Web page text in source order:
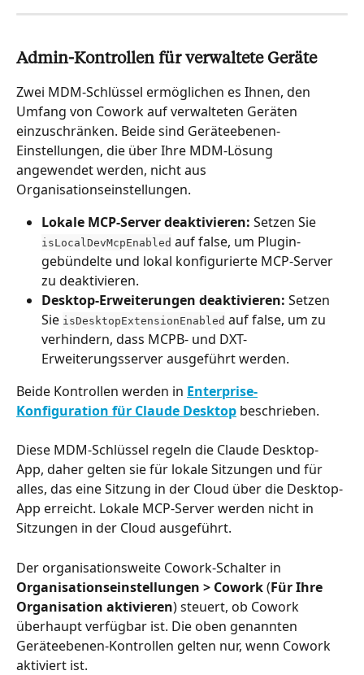
Admin-Kontrollen für verwaltete Geräte
Zwei MDM-Schlüssel ermöglichen es Ihnen, den
Umfang von Cowork auf verwalteten Geräten
einzuschränken. Beide sind Geräteebenen-
Einstellungen, die über Ihre MDM-Lösung
angewendet werden, nicht aus
Organisationseinstellungen.
Lokale MCP-Server deaktivieren: Setzen Sie
isLocalDevMcpEnabled auf false, um Plugin-
gebündelte und lokal konfigurierte MCP-Server
zu deaktivieren.
Desktop-Erweiterungen deaktivieren: Setzen
Sie isDesktopExtensionEnabled auf false, um zu
verhindern, dass MCPB- und DXT-
Erweiterungsserver ausgeführt werden.
Beide Kontrollen werden in Enterprise-
Konfiguration für Claude Desktop beschrieben.
Diese MDM-Schlüssel regeln die Claude Desktop-
App, daher gelten sie für lokale Sitzungen und für
alles, das eine Sitzung in der Cloud über die Desktop-
App erreicht. Lokale MCP-Server werden nicht in
Sitzungen in der Cloud ausgeführt.
Der organisationsweite Cowork-Schalter in
Organisationseinstellungen > Cowork (Für Ihre
Organisation aktivieren) steuert, ob Cowork
überhaupt verfügbar ist. Die oben genannten
Geräteebenen-Kontrollen gelten nur, wenn Cowork
aktiviert ist.